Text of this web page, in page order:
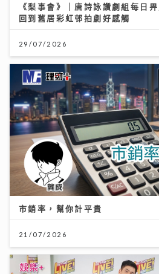
《梨事會》｜唐詩詠讚劇組每日
回到舊居彩虹邨拍劇好感觸
29/07/2026
市銷率，幫你計平貴
21/07/2026